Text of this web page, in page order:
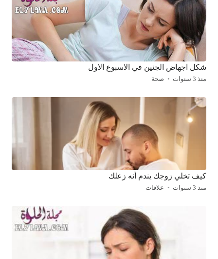
شكل اجهاض الجنين في الاسبوع الاول
منذ 3 سنوات صحة
كيف تخلي زوجك يندم أنه زعلك
منذ 3 سنوات علاقات